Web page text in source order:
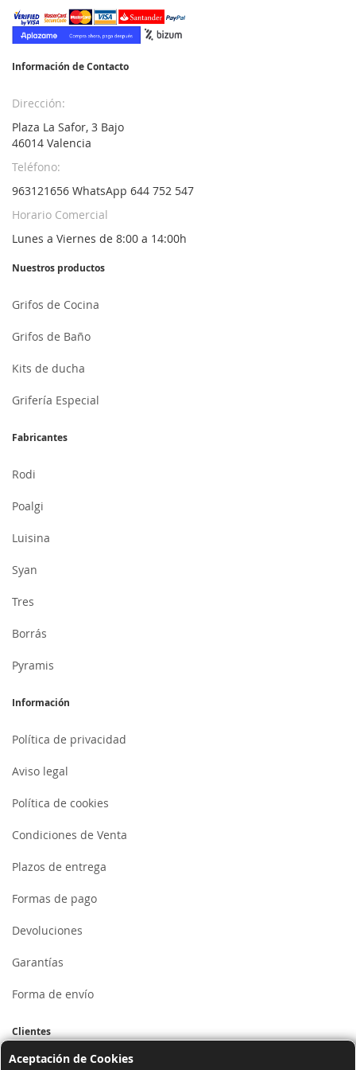
Aceptación de Cookies
nuestro
boletín
de
Información de Contacto
Dirección:
Plaza La Safor, 3 Bajo
46014 Valencia
Teléfono:
963121656 WhatsApp 644 752 547
Horario Comercial
Lunes a Viernes de 8:00 a 14:00h
Nuestros productos
Grifos de Cocina
Grifos de Baño
Kits de ducha
Grifería Especial
Fabricantes
Rodi
Poalgi
Luisina
Syan
Tres
Borrás
Pyramis
Información
Política de privacidad
Aviso legal
Política de cookies
Condiciones de Venta
Plazos de entrega
Formas de pago
Devoluciones
Garantías
Forma de envío
Clientes